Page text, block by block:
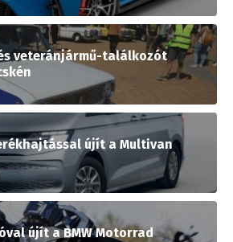
veteránjármű-találkozót
újít a Multivan
újít a BMW Motorrad